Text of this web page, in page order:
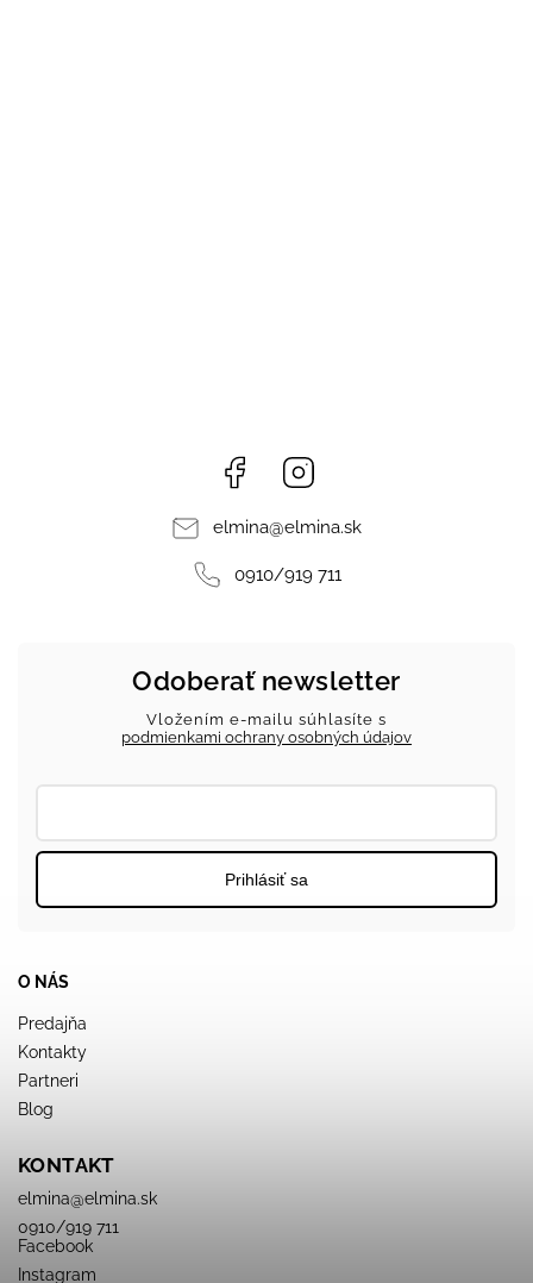
Facebook
elmina@elmina.sk
0910/919 711
O NÁS
Predajňa
Kontakty
Partneri
Blog
KONTAKT
elmina@elmina.sk
0910/919 711
Facebook
Instagram
Odoberať newsletter
Vložením e-mailu súhlasíte s
podmienkami ochrany osobných údajov
Prihlásiť sa